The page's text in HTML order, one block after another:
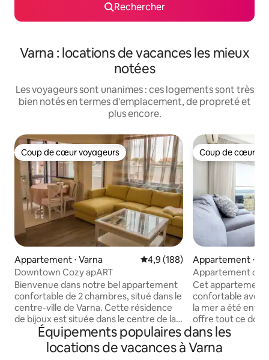
Rechercher
Varna : locations de vacances les mieux
notées
Les voyageurs sont unanimes : ces logements sont très
bien notés en termes d'emplacement, de propreté et
plus encore.
Coup de cœur voyageurs
Coup de cœur voyageurs
Appartement ⋅ Varna Évaluation moyenne sur la
4,9 (188)
Downtown Cozy apART
Bienvenue dans notre bel appartement
confortable de 2 chambres, situé dans le
centre-ville de Varna. Cette résidence
de bijoux est située dans le centre de la
ville avec de nombreux restaurants,
cafés, bars et boutiques à proximité. Il se
trouve à seulement 5 minutes à pied du
Coup de cœur
Coup de cœur
Appartement ⋅
Appartement
la mer
Cet appartement
confortable avec
la mer a été
offre tout ce dont
un séjour
Garden, à 10
et du centre-ville.
Équipements populaires dans les
locations de vacances à Varna